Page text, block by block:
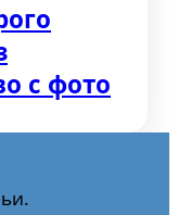
с фото